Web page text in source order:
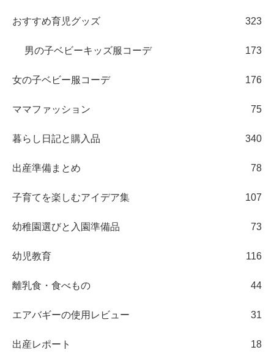
おすすめ育児グッズ 323
男の子ベビーキッズ服コーデ 173
女の子ベビー服コーデ 176
ママファッション 75
暮らし日記と購入品 340
出産準備まとめ 78
子育てを楽しむアイデア集 107
幼稚園選びと入園準備品 73
幼児教育 116
離乳食・食べもの 44
エアバギーの使用レビュー 31
出産レポート 18